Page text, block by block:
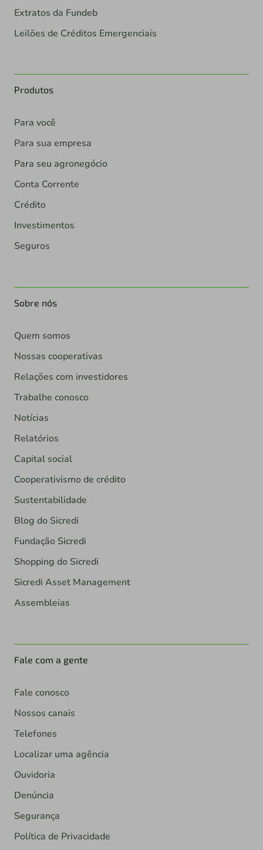
Extratos da Fundeb
Leilões de Créditos Emergenciais
Produtos
Para você
Para sua empresa
Para seu agronegócio
Conta Corrente
Crédito
Investimentos
Seguros
Sobre nós
Quem somos
Nossas cooperativas
Relações com investidores
Trabalhe conosco
Notícias
Relatórios
Capital social
Cooperativismo de crédito
Sustentabilidade
Blog do Sicredi
Fundação Sicredi
Shopping do Sicredi
Sicredi Asset Management
Assembleias
Fale com a gente
Fale conosco
Nossos canais
Telefones
Localizar uma agência
Ouvidoria
Denúncia
Segurança
Política de Privacidade